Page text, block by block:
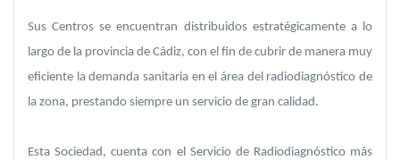
Sus Centros se encuentran distribuidos estratégicamente a lo
largo de la provincia de Cádiz, con el fin de cubrir de manera muy
eficiente la demanda sanitaria en el área del radiodiagnóstico de
la zona, prestando siempre un servicio de gran calidad.
Esta Sociedad, cuenta con el Servicio de Radiodiagnóstico más